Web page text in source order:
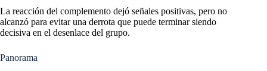
La reacción del complemento dejó señales positivas, pero no
alcanzó para evitar una derrota que puede terminar siendo
decisiva en el desenlace del grupo.
Panorama